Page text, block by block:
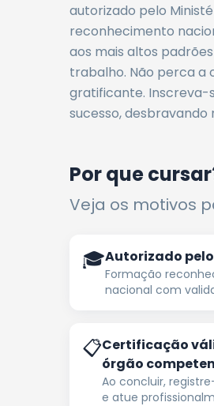
autorizado pelo
reconhecimento
aos mais altos
trabalho. Não perca a
gratificante. Inscreva-
sucesso,
Por que
Veja os motivos
🎓Autorizado pelo
Formação
nacional com
📋Certificação
órgão
Ao concluir,
e atue